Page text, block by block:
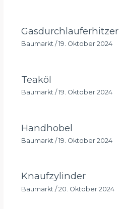
Gasdurchlauferhitzer
Baumarkt/ 19. Oktober 2024
Teaköl
Baumarkt/ 19. Oktober 2024
Handhobel
Baumarkt / 19. Oktober 2024
Knaufzylinder
Baumarkt /20. Oktober 2024